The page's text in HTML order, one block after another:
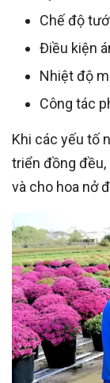
Chế độ
Điều kiện
Nhiệt độ
Công tác
Khi các yếu tố
triển đồng
và cho hoa nở